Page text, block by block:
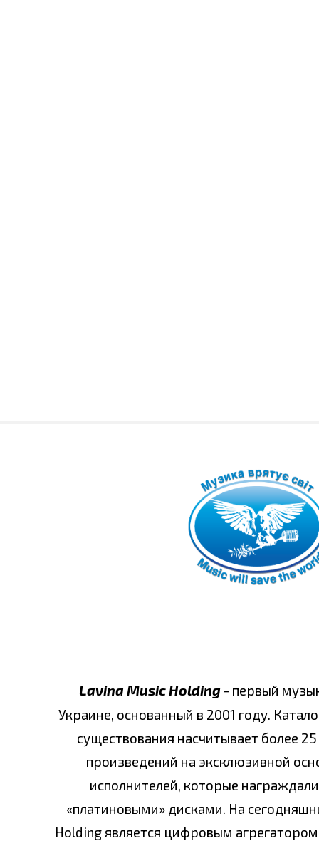
Lavina Music Holding - первый
Украине, основанный в 2001 году.
существования насчитывает более
произведений на эксклюзивной
исполнителей, которые
«платиновыми» дисками. На
Holding является цифровым